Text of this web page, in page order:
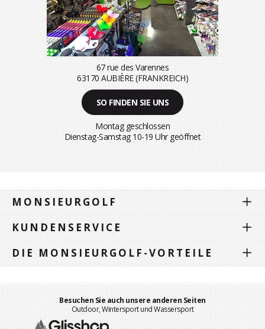
67 rue des Varennes
63170 AUBIÈRE (FRANKREICH)
SO FINDEN SIE UNS
Montag geschlossen
Dienstag-Samstag 10-19 Uhr geöffnet
MONSIEURGOLF
KUNDENSERVICE
DIE MONSIEURGOLF-VORTEILE
Besuchen Sie auch unsere anderen Seiten
Outdoor, Wintersport und Wassersport